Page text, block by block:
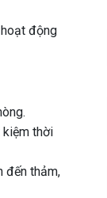
động
kiệm thời
đến thảm,